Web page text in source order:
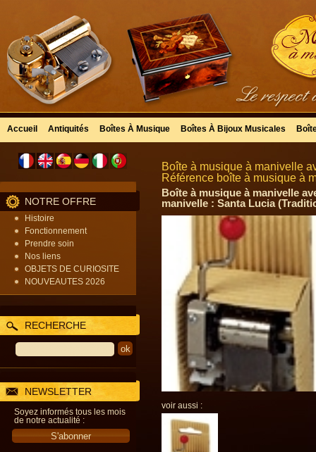
Accueil Antiquités Boîtes À Musique Boîtes À Bijoux Musicales
NOTRE OFFRE
Histoire
Fonctionnement
Prendre soin
Nos liens
OBJETS DE CURIOSITE
NOUVEAUTES 2026
RECHERCHE
NEWSLETTER
Soyez informés tous les mois
de notre actualité :
Boîte à musique à manivelle
Référence boîte à musique à
Boîte à musique à manivelle
manivelle : Santa Lucia
voir aussi :